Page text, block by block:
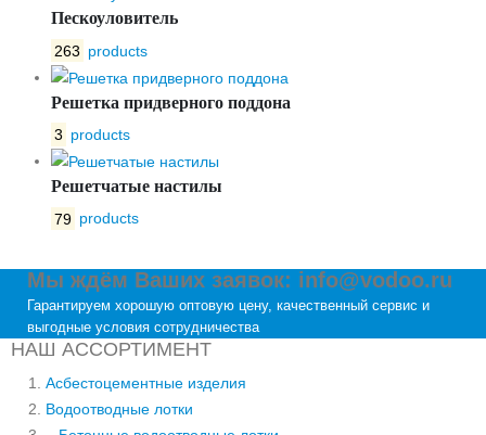
Пескоуловитель
263 products
Решетка придверного поддона
3 products
Решетчатые настилы
79 products
Мы ждём Ваших заявок: info@vodoo.ru
Гарантируем хорошую оптовую цену, качественный сервис и
выгодные условия сотрудничества
НАШ АССОРТИМЕНТ
Асбестоцементные изделия
Водоотводные лотки